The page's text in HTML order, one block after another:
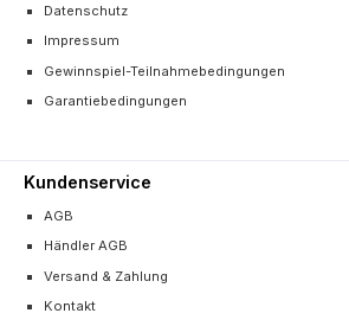
Datenschutz
Impressum
Gewinnspiel-Teilnahmebedingungen
Garantiebedingungen
Kundenservice
AGB
Händler AGB
Versand & Zahlung
Kontakt